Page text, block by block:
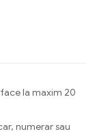
la maxim 20
numerar sau